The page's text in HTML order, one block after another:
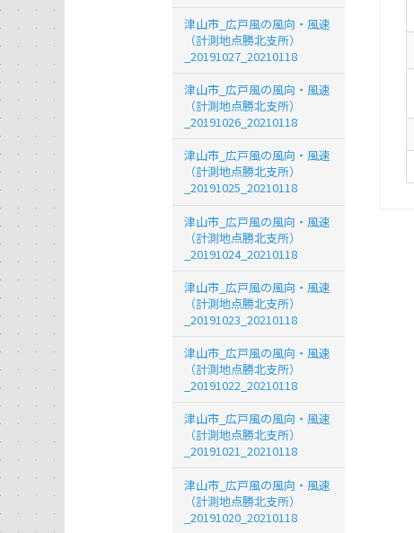
津山市_広戸風の風向・風速
（計測地点勝北支所）
_20191027_20210118
津山市_広戸風の風向・風速
（計測地点勝北支所）
_20191026_20210118
津山市_広戸風の風向・風速
（計測地点勝北支所）
_20191025_20210118
津山市_広戸風の風向・風速
（計測地点勝北支所）
_20191024_20210118
津山市_広戸風の風向・風速
（計測地点勝北支所）
_20191023_20210118
津山市_広戸風の風向・風速
（計測地点勝北支所）
_20191022_20210118
津山市_広戸風の風向・風速
（計測地点勝北支所）
_20191021_20210118
津山市_広戸風の風向・風速
（計測地点勝北支所）
_20191020_20210118